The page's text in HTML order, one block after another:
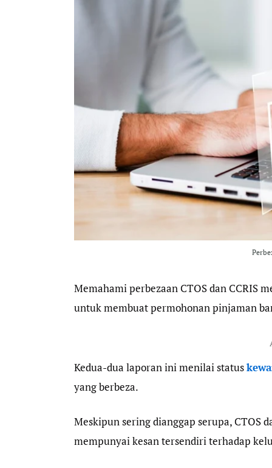
Memahami perbezaan CTOS dan CCRIS
untuk membuat permohonan pinjaman
Kedua-dua laporan ini menilai status
yang berbeza.
Meskipun sering dianggap serupa, CTOS
mempunyai kesan tersendiri terhadap